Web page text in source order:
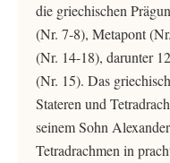
die griechischen
(Nr. 7-8), Metapont
(Nr. 14-18), darunter
(Nr. 15). Das
Stateren und
seinem Sohn
Tetradrachmen in